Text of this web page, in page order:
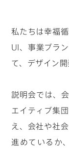
私たちは幸福
UI、事業ブラ
て、デザイン開
説明会では、
エイティブ集
え、会社や社
進めているか